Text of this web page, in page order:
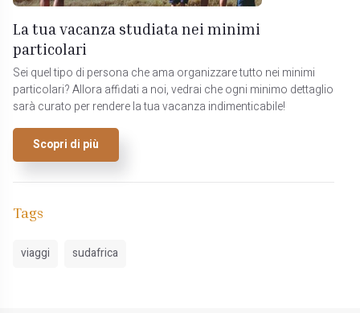
La tua vacanza studiata nei minimi
particolari
Sei quel tipo di persona che ama organizzare tutto nei minimi
particolari? Allora affidati a noi, vedrai che ogni minimo dettaglio
sarà curato per rendere la tua vacanza indimenticabile!
Scopri di più
Tags
viaggi sudafrica